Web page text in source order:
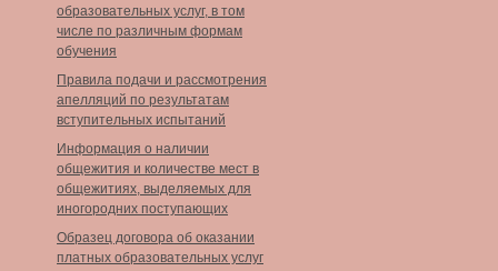
образовательных услуг, в том
числе по различным формам
обучения
Правила подачи и рассмотрения
апелляций по результатам
вступительных испытаний
Информация о наличии
общежития и количестве мест в
общежитиях, выделяемых для
иногородних поступающих
Образец договора об оказании
платных образовательных услуг